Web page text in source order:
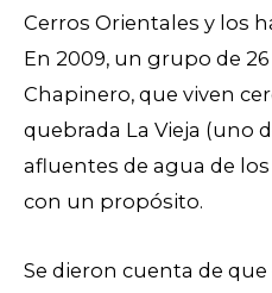
Cerros Orientales y los
En 2009, un grupo de
Chapinero, que viven
quebrada La Vieja (uno
afluentes de agua de
con un propósito.
Se dieron cuenta de